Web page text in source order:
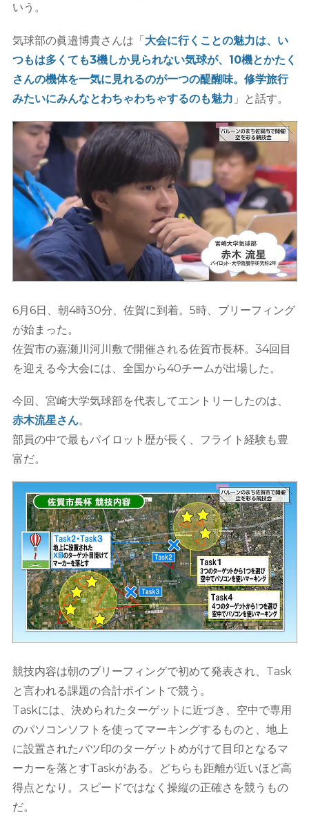
いう。
気球部の眞邉博貴さんは「大会に行くことの魅力は、い
つもは多くても3機しか見られない気球が、10機とかたく
さんの機体を一気に見れるのが一つの醍醐味。修学旅行
みたいにみんなとわちゃわちゃするのも魅力 」と話す。
6月6日、朝4時30分、佐賀に到着。5時、ブリーフィング
が始まった。
佐賀市の嘉瀬川河川敷で開催される佐賀市長杯。34回目
を迎える今大会には、全国から40チームが出場した。
今回、宮崎大学気球部を代表してエントリーしたのは、
赤木流星さん。
部員の中で最もパイロット歴が長く、フライト経験も豊
富だ。
競技内容は朝のブリーフィングで初めて発表され、Task
と言われる課題の合計ポイントで競う。
Taskには、決められたターゲットに近づき、空中で専用
のパソコンソフトを使ってマーキングするものと、地上
に設置されたバツ印のターゲットめがけて目印となるマ
ーカーを落とすTaskがある。どちらも距離が近いほど高
得点となり。スピードではなく操縦の正確さを競うもの
だ。